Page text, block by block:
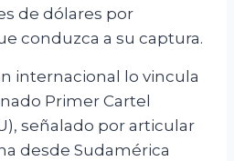
de dólares por
conduzca a su captura.
internacional lo vincula
Primer Cartel
señalado por articular
desde Sudamérica